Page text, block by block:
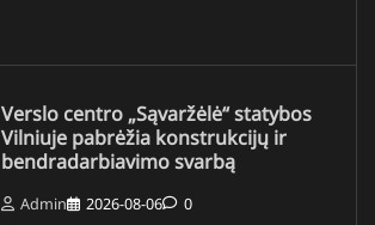
Verslo centro „Sąvaržėlė“ statybos
Vilniuje pabrėžia konstrukcijų ir
bendradarbiavimo svarbą
Admin 2026-08-06 0